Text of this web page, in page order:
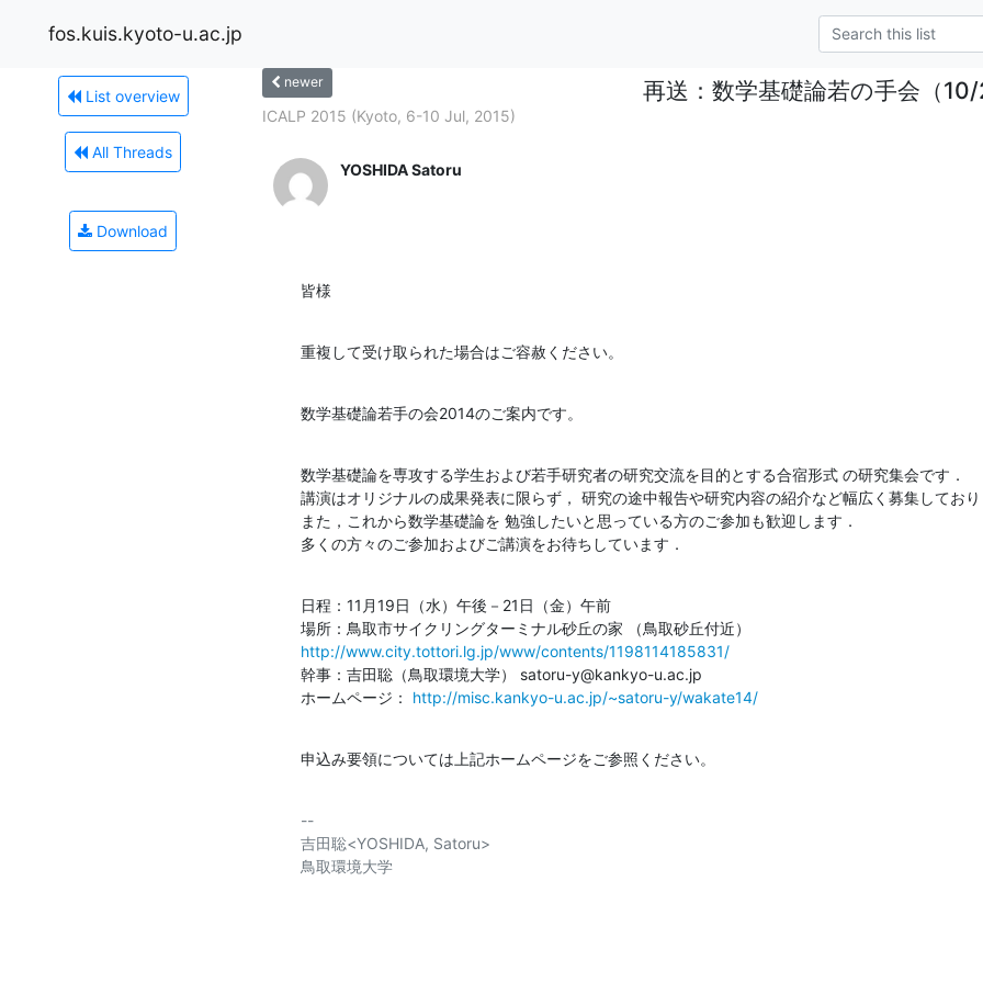
fos.kuis.kyoto-u.ac.jp
List overview
All Threads
Download
newer 再送：数学基礎論若の手会（
ICALP 2015 (Kyoto, 6-10 Jul, 2015)
YOSHIDA Satoru
皆様
重複して受け取られた場合はご容赦ください。
数学基礎論若手の会2014のご案内です。
数学基礎論を専攻する学生および若手研究者の研究交流を目的とする合宿形式 の研究集会です．
講演はオリジナルの成果発表に限らず， 研究の途中報告や研究内容の紹介など幅広く募集してお
また，これから数学基礎論を 勉強したいと思っている方のご参加も歓迎します．
多くの方々のご参加およびご講演をお待ちしています．
日程：11月19日（水）午後－21日（金）午前
http://www.city.tottori.lg.jp/www/contents/1198114185831/
幹事：吉田聡（鳥取環境大学） satoru-y@kankyo-u.ac.jp
ホームページ： http://misc.kankyo-u.ac.jp/~satoru-y/wakate14/
申込み要領については上記ホームページをご参照ください。
--
吉田聡<YOSHIDA, Satoru>
鳥取環境大学